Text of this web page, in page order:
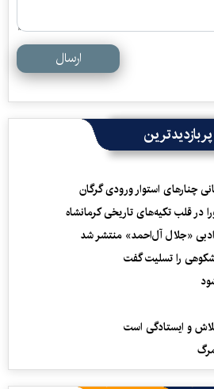
ارسال
پربازدیدترین
چنارهای استوار ورودی گرگان
در قلب تکیه‌های تاریخی کرمانشاه
ادبی «جلال آل‌احمد» منتشر شد
را تسلیت گفت
و ایستادگی است